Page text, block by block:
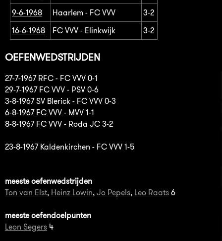
9-6-1968
Haarlem - FC VVV
3-2
16-6-1968
FC VVV - Elinkwijk 3-2
OEFENWEDSTRIJDEN
27-7-1967 RFC - FC VVV 0-1
29-7-1967 FC VVV - PSV 0-6
3-8-1967 SV Blerick - FC VVV 0-3
6-8-1967 FC VVV - MVV 1-1
8-8-1967 FC VVV - Roda JC 3-2
23-8-1967 Kaldenkirchen - FC VVV 1-5
meeste oefenwedstrijden
Ton van Elst, Heinz Lowin, Jo Pepels, Leo Raats 6
meeste oefendoelpunten
Leon Segers 4